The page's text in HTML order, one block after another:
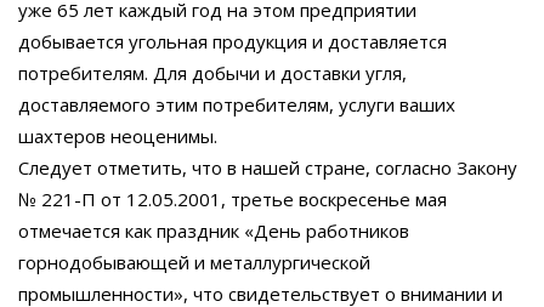
уже 65 лет каждый год на этом предприятии
добывается угольная продукция и доставляется
потребителям. Для добычи и доставки угля,
доставляемого этим потребителям, услуги ваших
шахтеров неоценимы.
Следует отметить, что в нашей стране, согласно Закону
№ 221-П от 12.05.2001, третье воскресенье мая
отмечается как праздник «День работников
горнодобывающей и металлургической
промышленности», что свидетельствует о внимании и